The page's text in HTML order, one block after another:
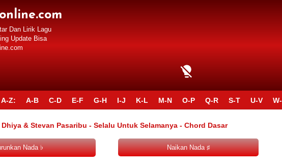
Dan Lirik Lagu
Update Bisa
Z: A-B C-D E-F G-H I-J K-L M-N O-P Q-R S-T U-V
& Stevan Pasaribu - Selalu Untuk Selamanya - Chord Dasar